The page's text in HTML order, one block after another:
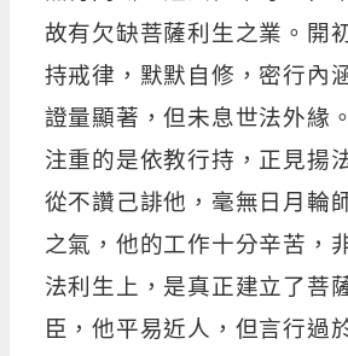
故有欠缺菩薩利生之業。開
持戒律，默默自修，密行內
證量顯著，但未息世法外緣
注重的是依教行持，正見揚
從不讚己誹他，毫無日月輪
之氣，他的工作十分辛苦，
法利生上，是真正建立了菩
臣，他平易近人，但言行過